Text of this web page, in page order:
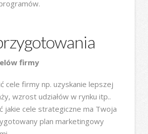
firmy
cele firmy np. uzyskanie lepszej
wzrost udziałów w rynku itp..
jakie cele strategiczne ma Twoja
plan marketingowy